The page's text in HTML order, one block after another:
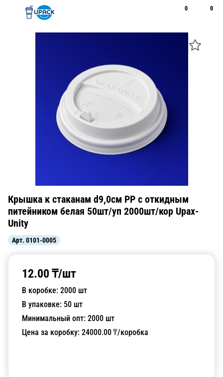
0 0
Крышка к стаканам d9,0см PP с откидным
питейником белая 50шт/уп 2000шт/кор Upax-
Unity
Арт. 0101-0005
12.00 ₸/шт
В коробке: 2000 шт
В упаковке: 50 шт
Минимальный опт: 2000 шт
Цена за коробку: 24000.00₸/коробка